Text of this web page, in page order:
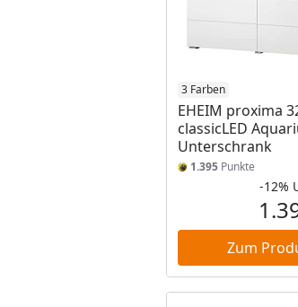
3 Farben
EHEIM proxima
classicLED
Unterschrank
1.395 Punkte
-12%
Zum